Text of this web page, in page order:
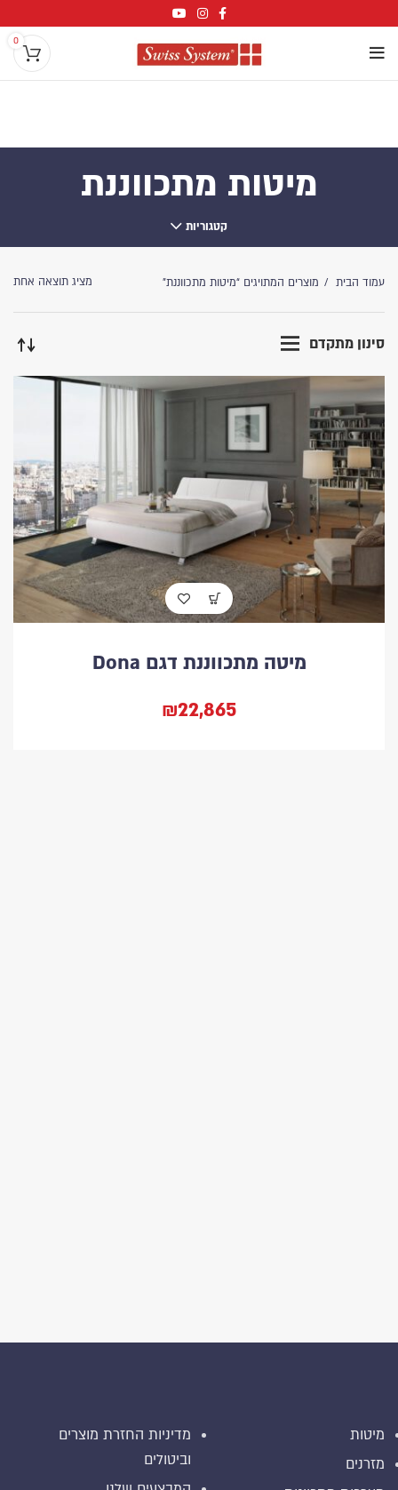
0
מיטות מתכווננת
קטגוריות
עמוד הבית מוצרים המתויגים “מיטות מתכווננת” מציג תוצאה אחת
סינון מתקדם
מיטה מתכווננת דגם Dona
₪22,865
מיטות
מזרנים
מדיניות החזרת מוצרים
וביטולים